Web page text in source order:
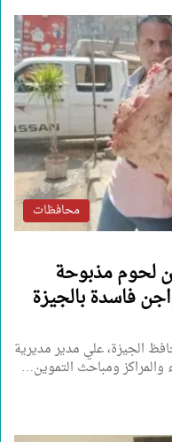
محافظات
كبري.. ضبط 9.5 طن لحوم مذبوحة
فاسدة بالجيزة
الجيزة، علي مدير مديرية
والمراكز ومباحث التموين…